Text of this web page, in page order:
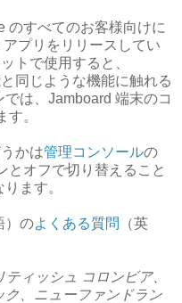
のすべてのお客様向けに
プリをリリースしてい
トで使用すると、
同じような機能に触れる
は、Jamboard 端末のコ
。
かは管理コンソールの
とオフで切り替えること
ます。
）のよくある質問
（英
ィッシュ コロンビア、
ク、ニューファンドラン